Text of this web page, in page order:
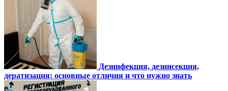
Дезинфекция, дезинсекция,
дератизация: основные отличия и что нужно знать